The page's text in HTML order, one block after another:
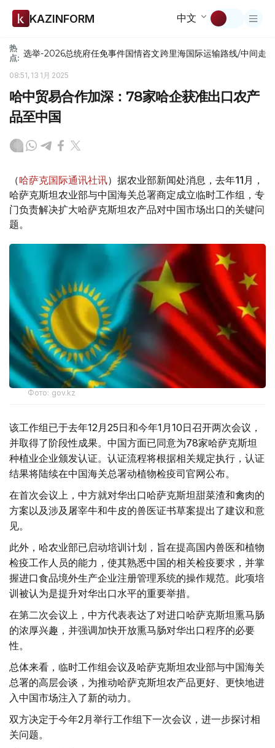
KAZINFORM 中文
热
点: 选举-2026总统府任免事件国情咨文跨里海国际运输路线/中间走廊
08:51, 13 1月 2025
哈中贸易合作加深：78家哈企获准出口农产
品至中国
（哈萨克国际通讯社讯）据农业部新闻处消息，去年11月，
哈萨克斯坦农业部与中国海关总署商定成立临时工作组，专
门负责解决扩大哈萨克斯坦农产品对中国市场出口的关键问
题。
Фото: gov.kz
该工作组已于去年12月25日和今年1月10日召开两次会议，
并取得了阶段性成果。中国方面已同意为78家哈萨克斯坦
种植业企业颁发认证。认证流程将根据相关规定执行，认证
结果将陆续在中国海关总署动植物检疫司官网公布。
在首次会议上，中方就对华出口哈萨克斯坦甜菜渣和禽肉的
方案以及涉及屠宰牛和牛皮的兽医证书草案提出了建议和意
见。
此外，哈农业部已启动培训计划，旨在提高国内兽医和植物
检疫工作人员的能力，使其熟悉中国的相关检疫要求，并掌
握进口食品境外生产企业注册管理系统的操作规范。此项培
训被认为是提升对华出口水平的重要举措。
在第二次会议上，中方代表表达了对进口哈萨克斯坦熏马肠
的浓厚兴趣，并强调加快开放熏马肠对华出口程序的必要
性。
总体来看，临时工作组会议及哈萨克斯坦农业部与中国海关
总署的高层会谈，为推动哈萨克斯坦农产品更好、更快地进
入中国市场注入了新的动力。
双方决定于今年2月举行工作组下一次会议，进一步探讨相
关问题。